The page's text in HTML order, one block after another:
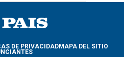
DE PRIVACIDADMAPA DEL SITIO